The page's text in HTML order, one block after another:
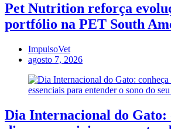
Pet Nutrition reforça
portfólio na PET South
ImpulsoVet
agosto 7, 2026
Dia Internacional do Gato: